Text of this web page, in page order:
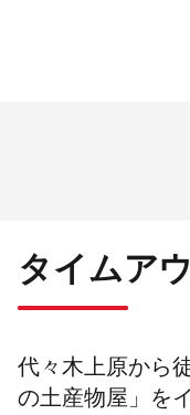
タイムア
代々木上原から
の土産物屋」を